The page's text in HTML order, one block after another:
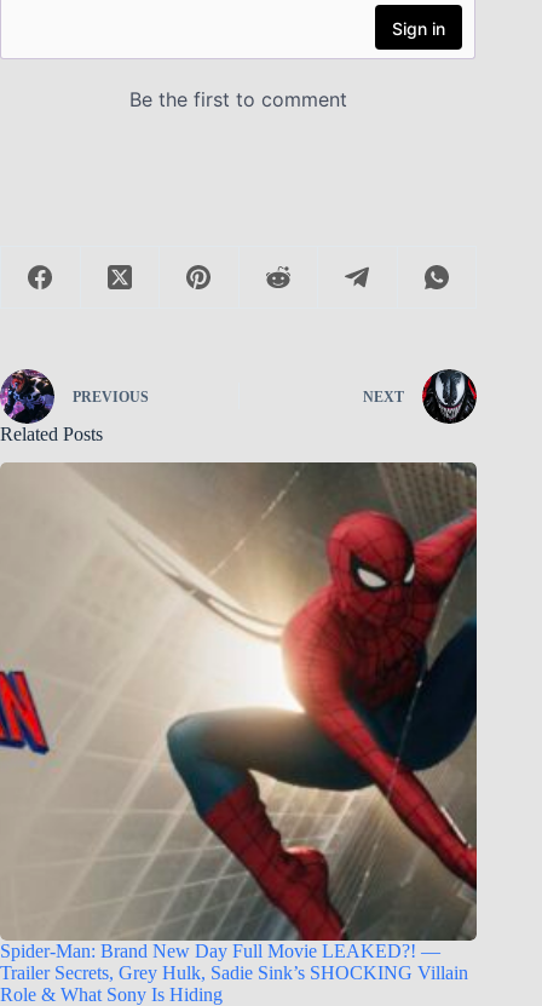
PREVIOUS NEXT
Related Posts
Spider-Man: Brand New Day Full Movie LEAKED?! —
Trailer Secrets, Grey Hulk, Sadie Sink’s SHOCKING Villain
Role & What Sony Is Hiding